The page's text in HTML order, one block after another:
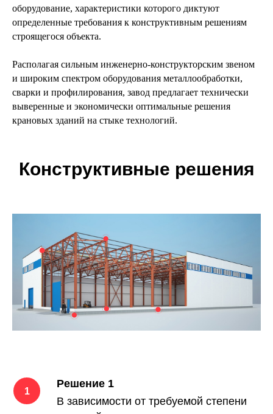
оборудование, характеристики которого диктуют
определенные требования к конструктивным решениям
строящегося объекта.
Располагая сильным инженерно-конструкторским звеном
и широким спектром оборудования металлообработки,
сварки и профилирования, завод предлагает технически
выверенные и экономически оптимальные решения
крановых зданий на стыке технологий.
Конструктивные решения
Решение 1
В зависимости от требуемой степени